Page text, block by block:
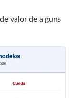
valor de alguns